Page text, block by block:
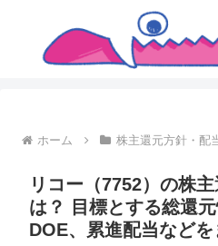
ホーム 株主還元方針・配
リコー（7752）の株
は？ 目標とする総還元
DOE、累進配当などを